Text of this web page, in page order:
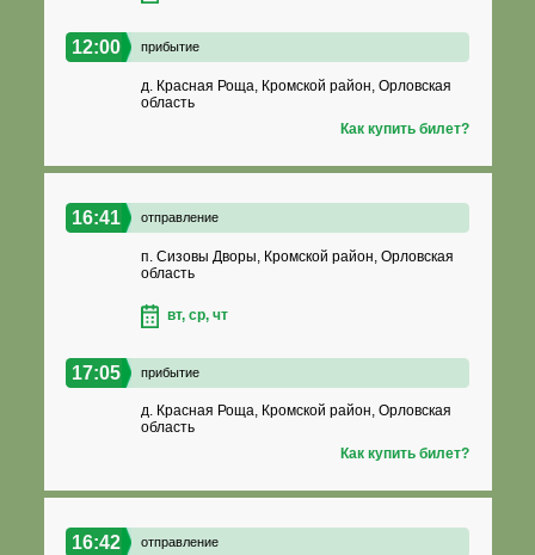
12:00 прибытие
д. Красная Роща, Кромской район, Орловская
область
Как купить билет?
16:41 отправление
п. Сизовы Дворы, Кромской район, Орловская
область
вт, ср, чт
17:05 прибытие
д. Красная Роща, Кромской район, Орловская
область
Как купить билет?
16:42 отправление